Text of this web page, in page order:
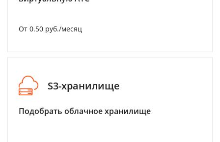
От 0.50 руб./месяц
S3-хранилище
Подобрать облачное хранилище